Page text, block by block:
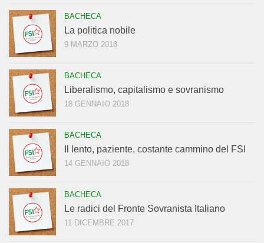
BACHECA
La politica nobile
9 MARZO 2018
BACHECA
Liberalismo, capitalismo e sovranismo
18 GENNAIO 2018
BACHECA
Il lento, paziente, costante cammino del FSI
14 GENNAIO 2018
BACHECA
Le radici del Fronte Sovranista Italiano
11 DICEMBRE 2017